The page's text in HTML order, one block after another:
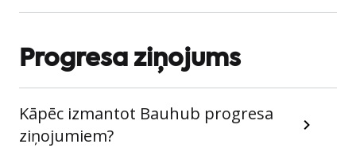
Progresa ziņojums
Kāpēc izmantot Bauhub progresa
ziņojumiem?